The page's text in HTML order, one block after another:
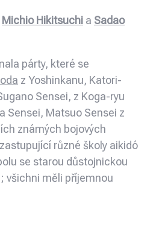
Michio Hikitsuchi a Sadao
párty, které se
z Yoshinkanu, Katori-
Sensei, z Koga-ryu
Sensei, Matsuo Sensei z
známých bojových
různé školy aikidó
se starou důstojnickou
všichni měli příjemnou